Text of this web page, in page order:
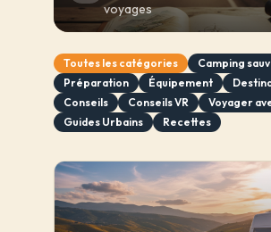
voyages
Toutes les catégories
Camping
Préparation
Équipement
Conseils
Conseils VR
Voyager
Guides Urbains
Recettes